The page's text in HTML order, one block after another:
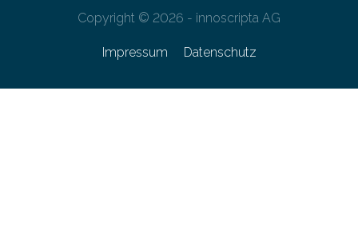
Copyright © 2026 - innoscripta AG
Impressum Datenschutz